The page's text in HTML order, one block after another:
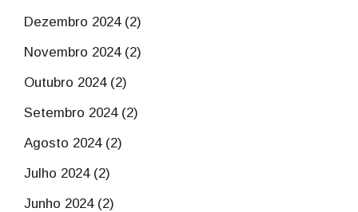
Dezembro 2024 (2)
Novembro 2024 (2)
Outubro 2024 (2)
Setembro 2024 (2)
Agosto 2024 (2)
Julho 2024 (2)
Junho 2024 (2)